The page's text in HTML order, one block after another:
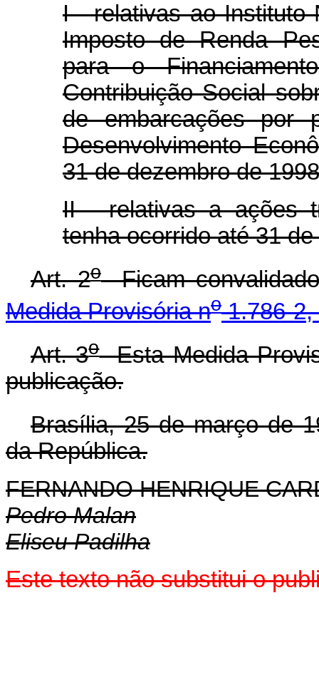
I - relativas ao Instituto
Imposto de Renda
para o
Contribuição Social
de embarcações por
Desenvolvimento
31 de dezembro de
II - relativas a ações
tenha ocorrido até 31
Art. 2oFicam
Medida Provisória no1.786-2,
Art. 3oEsta Medida
publicação.
Brasília, 25 de março de
da República.
FERNANDO HENRIQUE
Pedro Malan
Eliseu Padilha
Este texto não substitui o